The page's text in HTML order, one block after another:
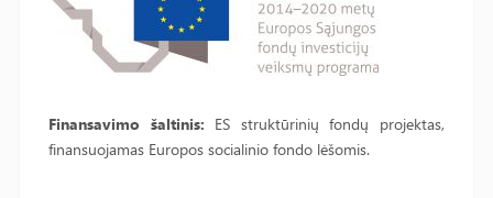
Finansavimo šaltinis: ES struktūrinių fondų projektas,
finansuojamas Europos socialinio fondo lėšomis.